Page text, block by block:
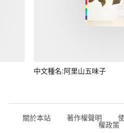
中文種名:阿里山五味子
關於本站 著作權聲明
權政策